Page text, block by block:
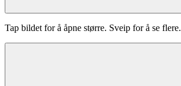
Tap bildet for å åpne større. Sveip for å se flere.